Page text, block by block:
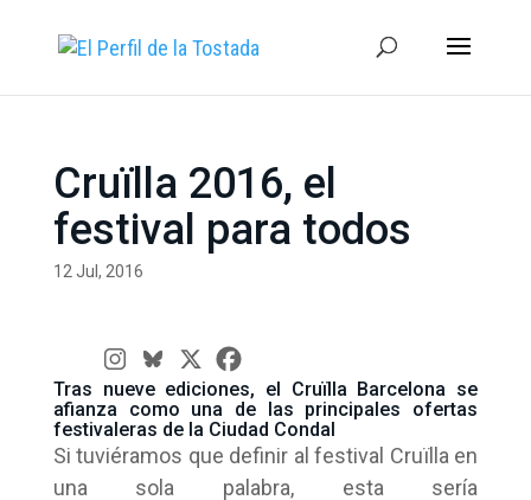
Cruïlla 2016, el
festival para todos
12 Jul, 2016
Tras nueve ediciones, el Cruïlla Barcelona se
afianza como una de las principales ofertas
festivaleras de la Ciudad Condal
Si tuviéramos que definir al festival Cruïlla en
una sola palabra, esta sería